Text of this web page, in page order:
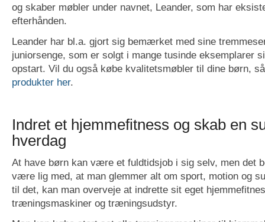
og skaber møbler under navnet, Leander, som har
efterhånden.
Leander har bl.a. gjort sig bemærket med sine
juniorsenge, som er solgt i mange tusinde eksemplarer
opstart. Vil du også købe kvalitetsmøbler til dine børn,
produkter her.
Indret et hjemmefitness og skab en
hverdag
At have børn kan være et fuldtidsjob i sig selv, men det
være lig med, at man glemmer alt om sport, motion og
til det, kan man overveje at indrette sit eget
træningsmaskiner og træningsudstyr.